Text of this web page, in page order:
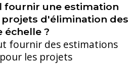
fournir une estimation
d'élimination des
échelle ?
fournir des estimations
les projets